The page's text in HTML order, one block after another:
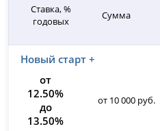
Ставка, %
годовых
Сумма
Новый старт +
от
12.50%
до
13.50%
от 10 000 руб.